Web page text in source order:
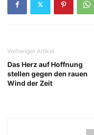
Vorheriger Artikel
Das Herz auf Hoffnung
stellen gegen den rauen
Wind der Zeit